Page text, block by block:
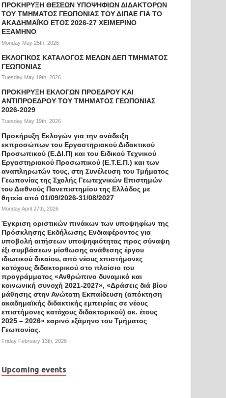
ΠΡΟΚΗΡΥΞΗ ΘΕΣΕΩΝ ΥΠΟΨΗΦΙΩΝ ΔΙΔΑΚΤΟΡΩΝ
ΤΟΥ ΤΜΗΜΑΤΟΣ ΓΕΩΠΟΝΙΑΣ ΤΟΥ ΔΙΠΑΕ ΓΙΑ ΤΟ
ΑΚΑΔΗΜΑΪΚΟ ΕΤΟΣ 2026-27 ΧΕΙΜΕΡΙΝΟ
ΕΞΑΜΗΝΟ
Monday May 25th, 2026
ΕΚΛΟΓΙΚΟΣ ΚΑΤΑΛΟΓΟΣ ΜΕΛΩΝ ΔΕΠ ΤΜΗΜΑΤΟΣ
ΓΕΩΠΟΝΙΑΣ
Tuesday May 19th, 2026
ΠΡΟΚΗΡΥΞΗ ΕΚΛΟΓΩΝ ΠΡΟΕΔΡΟΥ ΚΑΙ
ΑΝΤΙΠΡΟΕΔΡΟΥ ΤΟΥ ΤΜΗΜΑΤΟΣ ΓΕΩΠΟΝΙΑΣ
2026-2029
Tuesday May 19th, 2026
Προκήρυξη Εκλογών για την ανάδειξη
εκπροσώπων του Εργαστηριακού Διδακτικού
Προσωπικού (Ε.ΔΙ.Π) και του Ειδικού Τεχνικού
Εργαστηριακού Προσωπικού (Ε.Τ.Ε.Π.) και των
αναπληρωτών τους, στη Συνέλευση του Τμήματος
Γεωπονίας της Σχολής Γεωτεχνικών Επιστημών
του Διεθνούς Πανεπιστημίου της Ελλάδος με
θητεία από 01/09/2026-31/08/2027
Monday April 27th, 2026
Έγκριση οριστικών πινάκων των υποψηφίων της
Πρόσκλησης Εκδήλωσης Ενδιαφέροντος για
υποβολή αιτήσεων υποψηφιότητας προς σύναψη
έξι συμβάσεων μίσθωσης ανάθεσης έργου
ιδιωτικού δικαίου, από νέους επιστήμονες
κατόχους διδακτορικού στο πλαίσιο του
προγράμματος «Ανθρώπινο δυναμικό και
κοινωνική συνοχή 2021-2027», «Δράσεις διά βίου
μάθησης στην Ανώτατη Εκπαίδευση (απόκτηση
ακαδημαϊκής διδακτικής εμπειρίας σε νέους
επιστήμονες κατόχους διδακτορικού) ακ. έτους
2025 – 2026» εαρινό εξάμηνο του Τμήματος
Γεωπονίας.
Friday February 13th, 2026
Upcoming events